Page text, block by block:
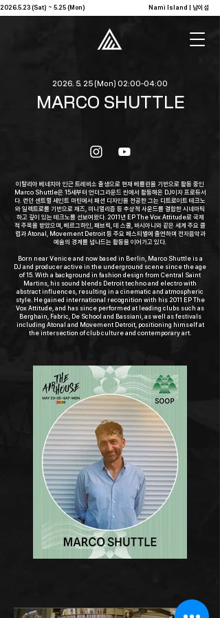
2026.5.23 (Sat) ~ 5.25 (Mon)                                              Nami Island | 남이
2026. 5. 25(Mon) 02:00-04:00
MARCO SHUTTLE
이탈리아 베네치아 인근 트레비소 출생으로 현재 베를린을 기반으로 활동 중인
Marco Shuttle은 15세부터 언더그라운드 씬에서 활동해온 DJ이자 프로듀서
다. 런던 센트럴 세인트 마틴에서 패션 디자인을 전공한 그는 디트로이트 테크노
와 일렉트로를 기반으로 재즈, 미니멀리즘 등 추상적 사운드를 결합한 시네마틱
하고 깊이 있는 테크노를 선보여왔다. 2011년 EP The Vox Attitude로 국제
적 주목을 받았으며, 베르그하인, 패브릭, 데 스쿨, 바시아니와 같은 세계 주요 클
럽과 Atonal, Movement Detroit 등 주요 페스티벌에 출연하며 전자음악과
예술의 경계를 넘나드는 활동을 이어가고 있다.
Born near Venice and now based in Berlin, Marco Shuttle is a
DJ and producer active in the underground scene since the age
of 15. With a background in fashion design from Central Saint
Martins, his sound blends Detroit techno and electro with
abstract influences, resulting in a cinematic and atmospheric
style. He gained international recognition with his 2011 EP The
Vox Attitude, and has since performed at leading clubs such as
Berghain, Fabric, De School and Bassiani, as well as festivals
including Atonal and Movement Detroit, positioning himself at
the intersection of club culture and contemporary art.